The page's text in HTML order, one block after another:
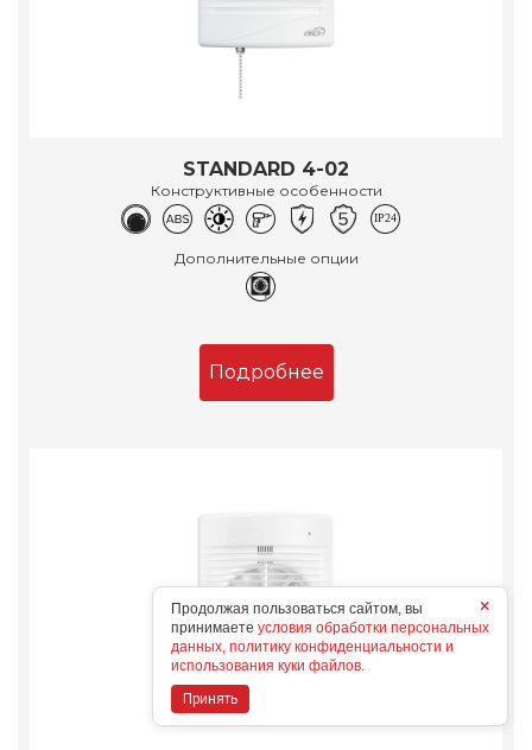
STANDARD 4-02
Конструктивные особенности
Дополнительные опции
Подробнее
×
Продолжая пользоваться сайтом, вы
принимаете условия обработки персональных
данных, политику конфиденциальности и
использования куки файлов.
Принять